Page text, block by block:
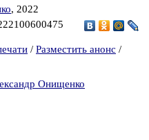
, 2022
/ Разместить анонс /
Онищенко